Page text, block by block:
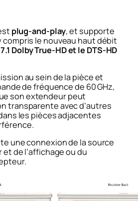
plug-and-play, et supporte
le nouveau haut débit
Dolby True-HD et le DTS-HD
au sein de la pièce et
de fréquence de 60 GHz,
son extendeur peut
transparente avec d’autres
les pièces adjacentes
une connexion de la source
et de l’affichage ou du